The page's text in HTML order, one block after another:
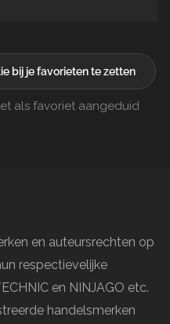
bij je favorieten te zetten
als favoriet aangeduid
en auteursrechten op
respectievelijke
en NINJAGO etc.
handelsmerken